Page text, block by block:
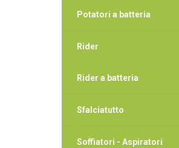
Potatori a batteria
Rider
Rider a batteria
Sfalciatutto
Soffiatori - Aspiratori